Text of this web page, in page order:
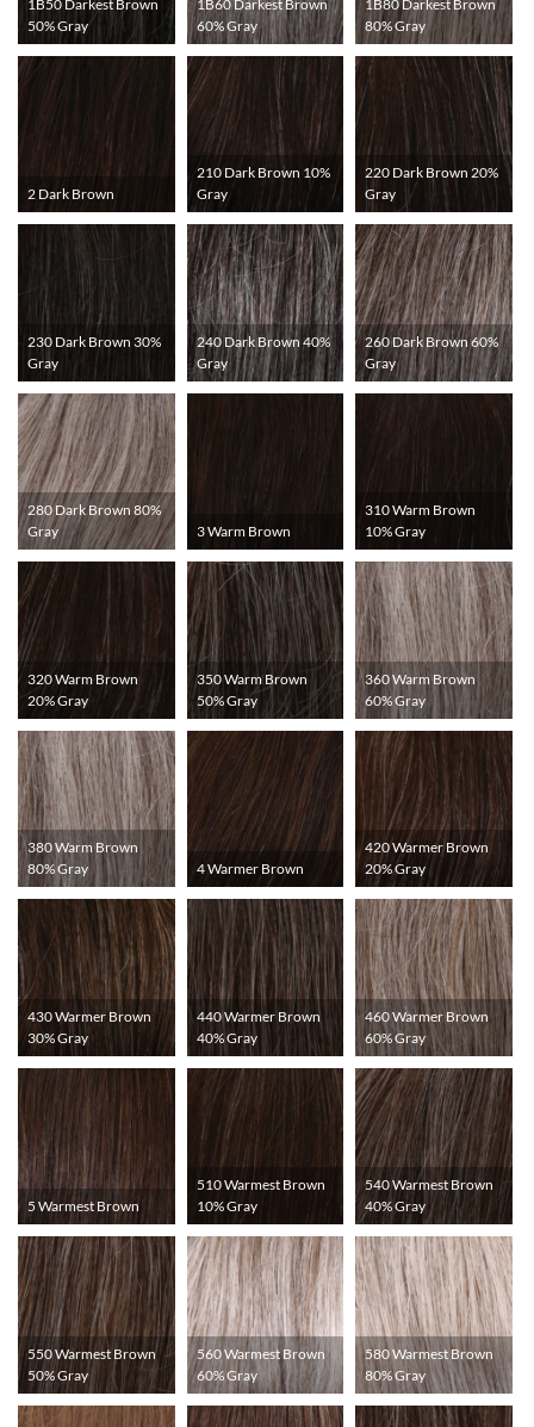
1B50 Darkest Brown
50% Gray
1B60 Darkest Brown
60% Gray
1B80 Darkest Brown
80% Gray
2 Dark Brown
210 Dark Brown 10%
Gray
220 Dark Brown 20%
Gray
230 Dark Brown 30%
Gray
240 Dark Brown 40%
Gray
260 Dark Brown 60%
Gray
280 Dark Brown 80%
Gray
3 Warm Brown
310 Warm Brown
10% Gray
320 Warm Brown
20% Gray
350 Warm Brown
50% Gray
360 Warm Brown
60% Gray
380 Warm Brown
80% Gray
4 Warmer Brown
420 Warmer Brown
20% Gray
430 Warmer Brown
30% Gray
440 Warmer Brown
40% Gray
460 Warmer Brown
60% Gray
5 Warmest Brown
510 Warmest Brown
10% Gray
540 Warmest Brown
40% Gray
550 Warmest Brown
50% Gray
560 Warmest Brown
60% Gray
580 Warmest Brown
80% Gray